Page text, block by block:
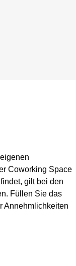
Coworking Space
gilt bei den
Füllen Sie das
Annehmlichkeiten